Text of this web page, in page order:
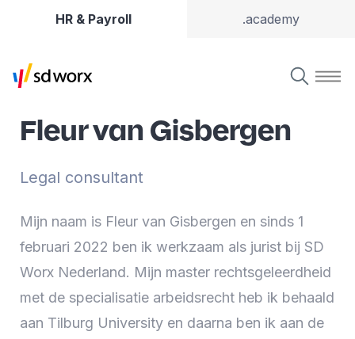
HR & Payroll .academy
Fleur van Gisbergen
Legal consultant
Mijn naam is Fleur van Gisbergen en sinds 1
februari 2022 ben ik werkzaam als jurist bij SD
Worx Nederland. Mijn master rechtsgeleerdheid
met de specialisatie arbeidsrecht heb ik behaald
aan Tilburg University en daarna ben ik aan de